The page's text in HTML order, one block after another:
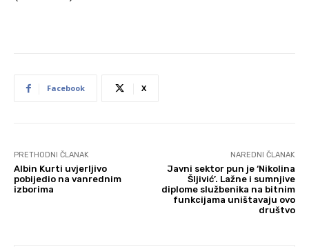
Facebook X
PRETHODNI ČLANAK
Albin Kurti uvjerljivo
pobijedio na vanrednim
izborima
NAREDNI ČLANAK
Javni sektor pun je ‘Nikolina
Šljivić’. Lažne i sumnjive
diplome službenika na bitnim
funkcijama uništavaju ovo
društvo